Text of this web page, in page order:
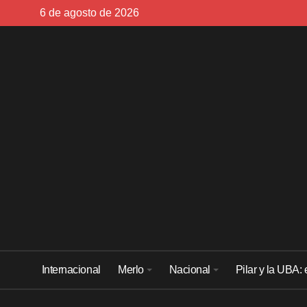
6 de agosto de 2026
Internacional Merlo Nacional Pilar y la UBA: